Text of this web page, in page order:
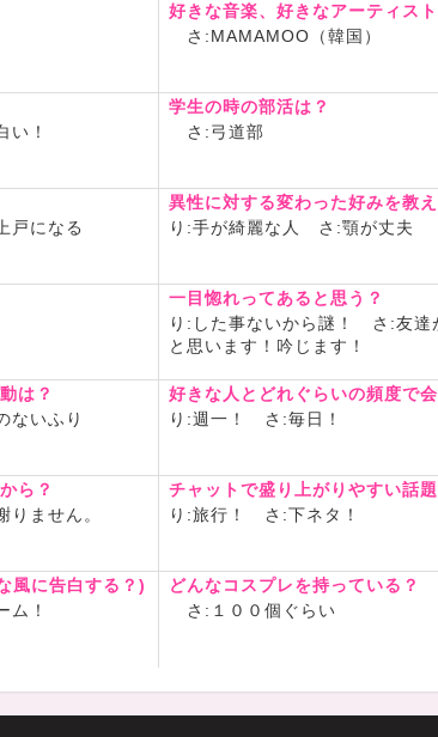
好きな音楽、好きなアーティスト
さ:MAMAMOO（韓国）
！
学生の時の部活は？
さ:弓道部
戸になる
異性に対する変わった好みを教え
り:手が綺麗な人 さ:顎が丈夫
一目惚れってあると思う？
り:した事ないから謎！ さ:友達
と思います！吟じます！
は？
ないふり
好きな人とどれぐらいの頻度で
り:週一！ さ:毎日！
ら？
ません。
チャットで盛り上がりやすい話題
り:旅行！ さ:下ネタ！
風に告白する？)
！
どんなコスプレを持っている？
さ:１００個ぐらい